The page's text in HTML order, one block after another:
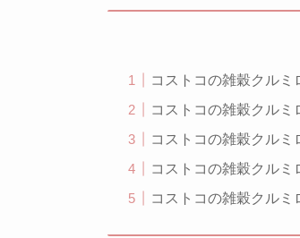
コストコの雑穀クルミ
コストコの雑穀クルミ
コストコの雑穀クルミ
コストコの雑穀クル
コストコの雑穀クル